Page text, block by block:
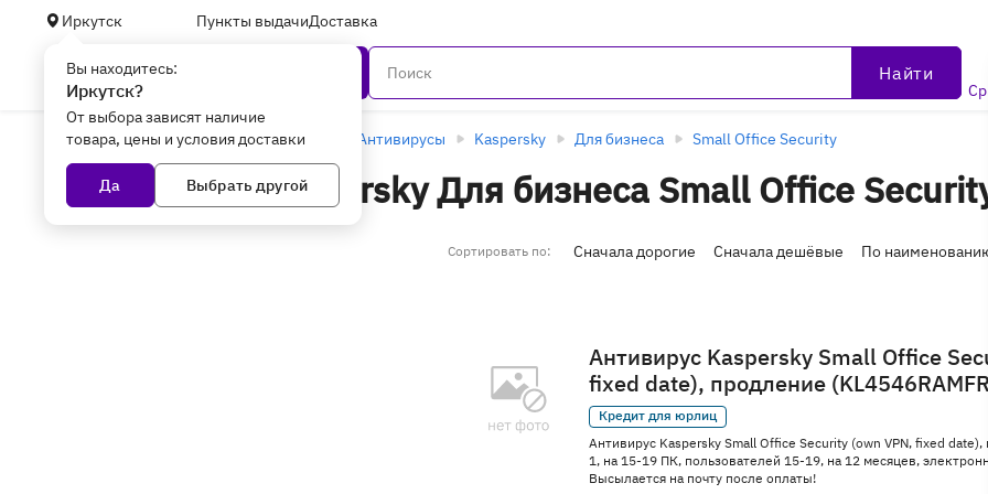
Иркутск Пункты выдачиДоставка
Вы находитесь:
Иркутск?
От выбора зависят наличие
товара, цены и условия доставки
Да Выбрать другой
Найти
Главная Программное обеспечение Антивирусы Kaspersky Для бизнеса Small Office Security
Антивирусы Kaspersky Для бизнеса Small Office
Иркутске
Сортировать по: Сначала дорогие Сначала дешёвые По
Антивирус Kaspersky Small Office
fixed date), продление
Кредит для юрлиц
Антивирус Kaspersky Small Office Security (own VPN, fixed date),
1, на 15-19 ПК, пользователей 15-19, на 12 месяцев,
Высылается на почту после оплаты!